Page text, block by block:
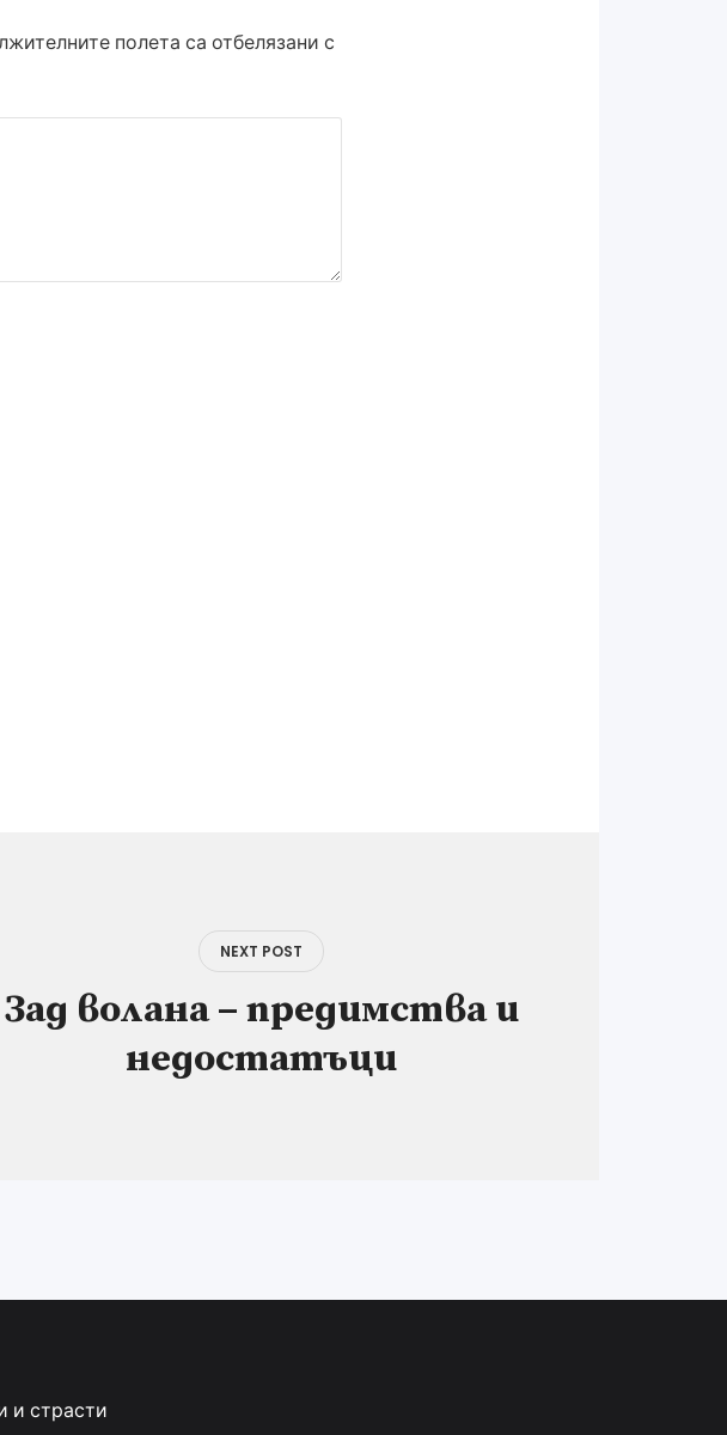
полета са отбелязани с
NEXT POST
Зад волана – предимства и
недостатъци
и страсти